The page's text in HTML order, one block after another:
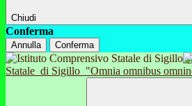
Chiudi
Conferma
Annulla Conferma
Statale di Sigillo "Omnia omnibus